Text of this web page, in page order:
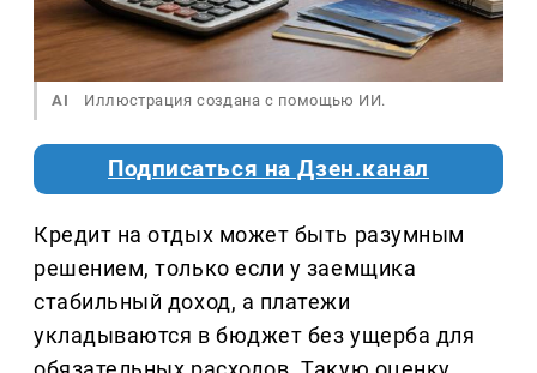
AI Иллюстрация создана с помощью ИИ.
Подписаться на Дзен.канал
Кредит на отдых может быть разумным
решением, только если у заемщика
стабильный доход, а платежи
укладываются в бюджет без ущерба для